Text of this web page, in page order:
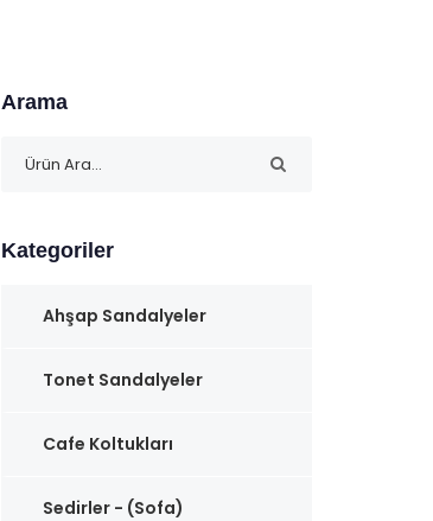
Arama
Kategoriler
Ahşap Sandalyeler
Tonet Sandalyeler
Cafe Koltukları
Sedirler - (Sofa)